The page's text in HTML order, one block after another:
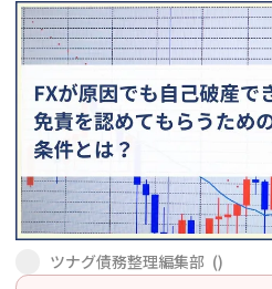
ツナグ債務整理編集部 ()